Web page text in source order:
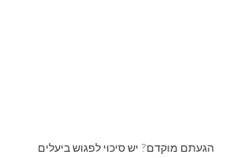
הגעתם מוקדם? יש סיכוי לפגוש ביעלים